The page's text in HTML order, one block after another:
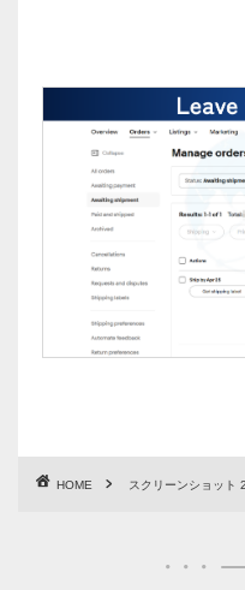
HOME スクリーンショット